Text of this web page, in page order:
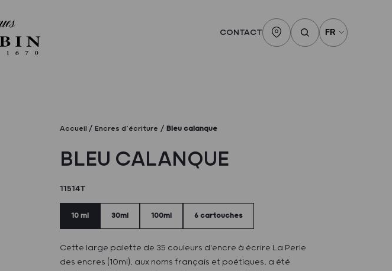
CONTACT
Accueil Encres d’écriture Bleu calanque
BLEU CALANQUE
11514T
10 ml 30ml 100ml 6 cartouches
Cette large palette de 35 couleurs d'encre à écrire La Perle
des encres (10ml), aux noms français et poétiques, a été